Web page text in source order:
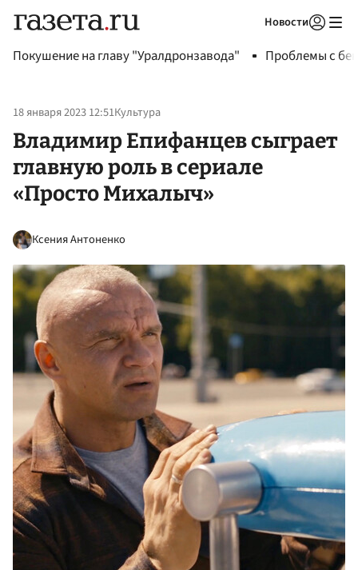
Новости
Покушение на главу "Уралдронзавода" Проблемы с
18 января 2023 12:51Культура
Владимир Епифанцев сыграет
главную роль в сериале
«Просто Михалыч»
Ксения Антоненко